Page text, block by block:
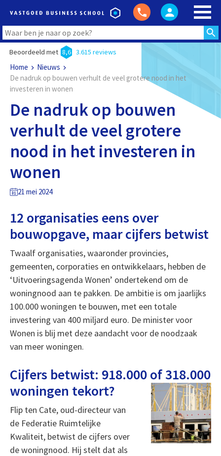
Beoordeeld met 8,6 3.615 reviews
Home
Nieuws
De nadruk op bouwen verhult de veel grotere nood in het
investeren in wonen
De nadruk op bouwen
verhult de veel grotere
nood in het investeren in
wonen
21 mei 2024
12 organisaties eens over
bouwopgave, maar cijfers betwist
Twaalf organisaties, waaronder provincies,
gemeenten, corporaties en ontwikkelaars, hebben de
‘Uitvoeringsagenda Wonen’ ondertekend om de
woningnood aan te pakken. De ambitie is om jaarlijks
100.000 woningen te bouwen, met een totale
investering van 400 miljard euro. De minister voor
Wonen is blij met deze aandacht voor de noodzaak
van meer woningen.
Cijfers betwist: 918.000 of 318.000
woningen tekort?
Flip ten Cate, oud-directeur van
de Federatie Ruimtelijke
Kwaliteit, betwist de cijfers over
de woningnood. Hij stelt dat als